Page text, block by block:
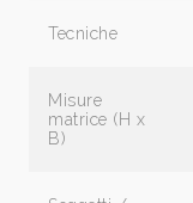
Tecniche
Misure
matrice (H x
B)